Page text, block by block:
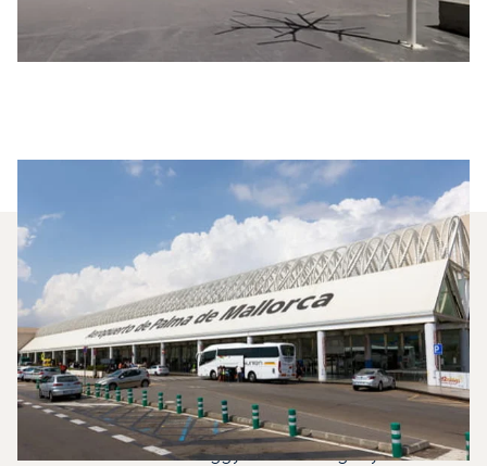
Milyen Típusú Repülőgépet
Bérelhetek A Marrákes És
Palma De Mallorca Közötti
Repüléshez?
2025-ben a Citation M2, a Beechjet 400A és a
Citation CJ4 volt a leggyakrabban igénybe vett